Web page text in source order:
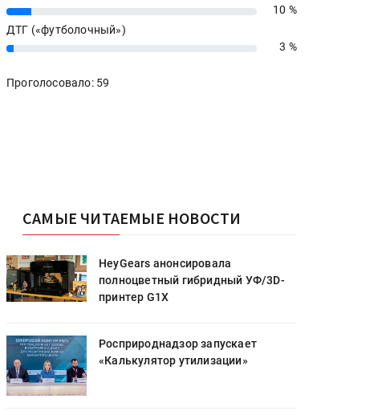
10%
10 %
ДТГ («футболочный»)
3% 3 %
Проголосовало: 59
САМЫЕ ЧИТАЕМЫЕ НОВОСТИ
HeyGears анонсировала
полноцветный гибридный УФ/3D-
принтер G1X
Росприроднадзор запускает
«Калькулятор утилизации»